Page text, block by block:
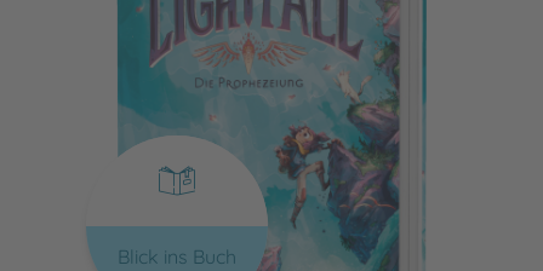
Blick ins Buch